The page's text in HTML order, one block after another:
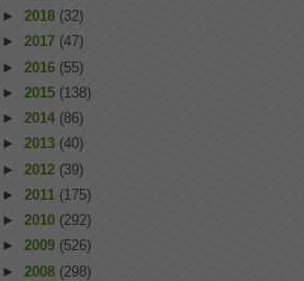
► 2018 (32)
► 2017 (47)
► 2016 (55)
► 2015 (138)
► 2014 (86)
► 2013 (40)
► 2012 (39)
► 2011 (175)
► 2010 (292)
► 2009 (526)
► 2008 (298)